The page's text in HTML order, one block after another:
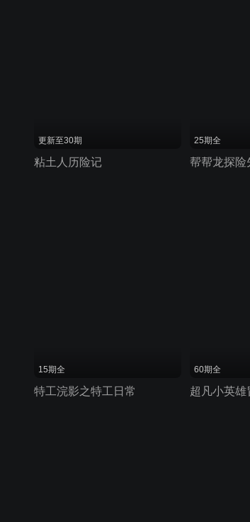
更新至30期
粘土人历险记
25期全
帮帮龙探险
15期全
特工浣影之特工日常
60期全
超凡小英雄